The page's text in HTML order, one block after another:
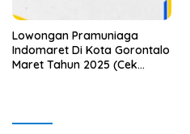
Lowongan Pramuniaga
Indomaret Di Kota Gorontalo
Maret Tahun 2025 (Cek